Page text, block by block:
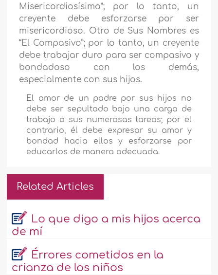
Misericordiosísimo”; por lo tanto, un
creyente debe esforzarse por ser
misericordioso. Otro de Sus Nombres es
“El Compasivo”; por lo tanto, un creyente
debe trabajar duro para ser compasivo y
bondadoso con los demás,
especialmente con sus hijos.
El amor de un padre por sus hijos no
debe ser sepultado bajo una carga de
trabajo o sus numerosas tareas; por el
contrario, él debe expresar su amor y
bondad hacia ellos y esforzarse por
educarlos de manera adecuada.
Related Articles
Lo que digo a mis hijos acerca
de mí
Érrores cometidos en la
crianza de los niños